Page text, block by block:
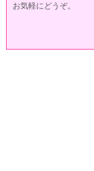
お気軽にどうぞ。